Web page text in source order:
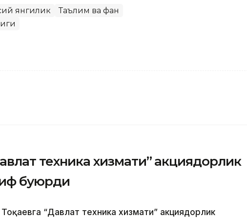
янгилик
Таълим ва фан
техника хизмати” акциядорлик
буюрди
“Давлат техника хизмати” акциядорлик